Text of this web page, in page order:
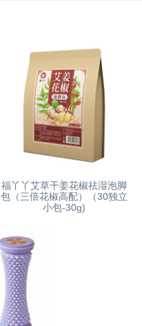
福丫丫艾草干姜花椒祛湿泡脚
包（三倍花椒高配）（30独立
小包-30g)